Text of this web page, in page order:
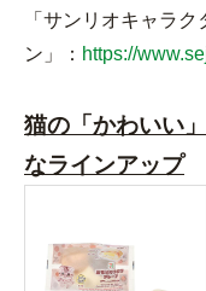
「サンリオキャラ
ン」： https://
猫の「かわいい
なラインアップ